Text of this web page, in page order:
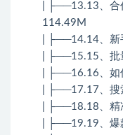
| ├──13.13、合
114.49M
| ├──14.14、新
| ├──15.15、批
| ├──16.16、如
| ├──17.17、搜
| ├──18.18、精
| ├──19.19、爆